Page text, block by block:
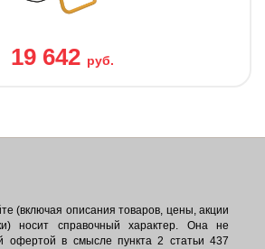
19 642 руб.
(включая описания товаров, цены, акции
носит справочный характер. Она не
офертой в смысле пункта 2 статьи 437